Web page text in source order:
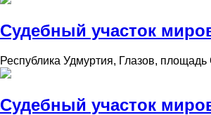
Судебный участок
Республика Удмуртия, Глазов,
Судебный участок